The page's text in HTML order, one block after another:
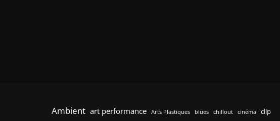
Ambient art performance Arts Plastiques blues chillout cinéma clip